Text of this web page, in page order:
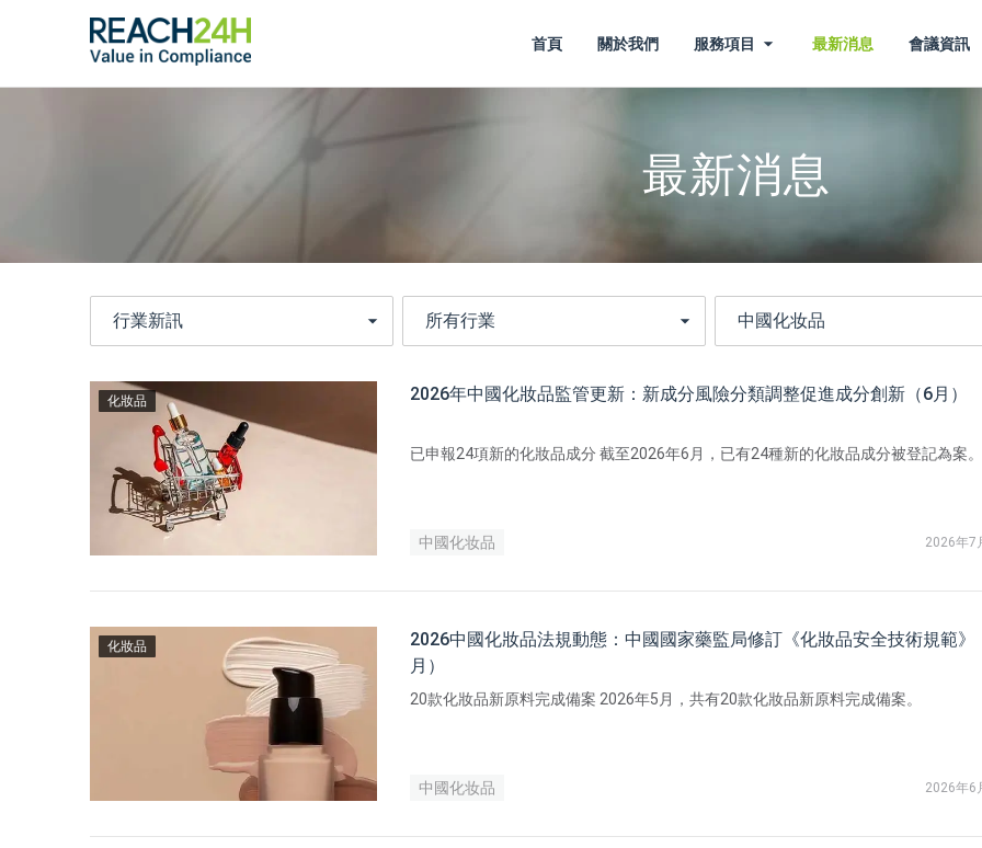
首頁 關於我們 服務項目 最新消息 會議資訊
最新消息
化妝品 2026年中國化妝品監管更新：新成分風險分類調整促進成分創新（6月）
已申報24項新的化妝品成分 截至2026年6月，已有24種新的化妝品成分被登記為案。
中國化妆品 2026年7
化妝品
2026中國化妝品法規動態：中國國家藥監局修訂《化妝品安全技術規範》
月）
20款化妝品新原料完成備案 2026年5月，共有20款化妝品新原料完成備案。
中國化妆品 2026年6